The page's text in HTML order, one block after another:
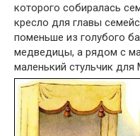
которого собиралась
кресло для главы
поменьше из голубого
медведицы, а рядом с
маленький стульчик для